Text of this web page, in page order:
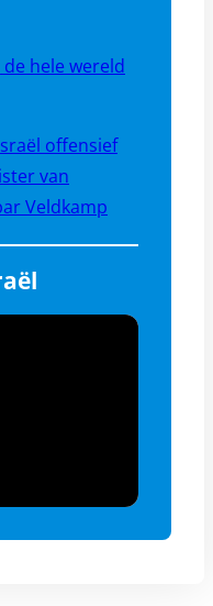
de hele wereld
offensief
van
Veldkamp